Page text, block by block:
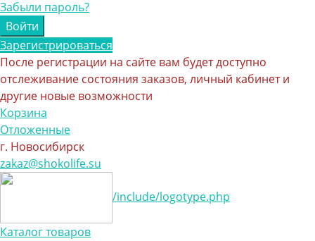
Забыли пароль?
Зарегистрироваться
После регистрации на сайте вам будет доступно
отслеживание состояния заказов, личный кабинет и
другие новые возможности
Корзина
Отложенные
г. Новосибирск
zakaz@shokolife.su
/include/logotype.php
Каталог товаров